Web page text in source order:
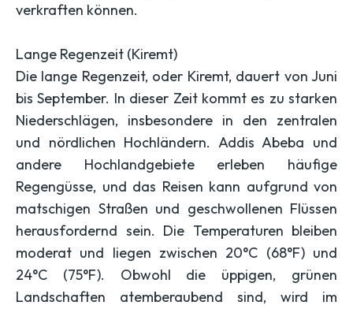
verkraften können.
Lange Regenzeit (Kiremt)
Die lange Regenzeit, oder Kiremt, dauert von Juni
bis September. In dieser Zeit kommt es zu starken
Niederschlägen, insbesondere in den zentralen
und nördlichen Hochländern. Addis Abeba und
andere Hochlandgebiete erleben häufige
Regengüsse, und das Reisen kann aufgrund von
matschigen Straßen und geschwollenen Flüssen
herausfordernd sein. Die Temperaturen bleiben
moderat und liegen zwischen 20°C (68°F) und
24°C (75°F). Obwohl die üppigen, grünen
Landschaften atemberaubend sind, wird im